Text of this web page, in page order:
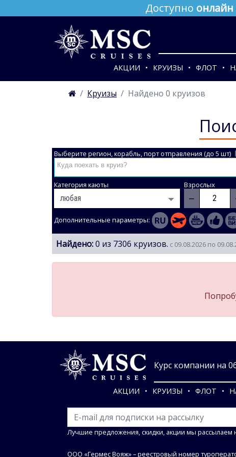
Доступно
АКЦИИ КРУИЗЫ ФЛОТ
Круизы Найдено 0 круизов
Выберите регион, корабль, порт отправления (до 5 шт)
Категория каюты Взрослых
−
Дополнительные параметры:
Найдено:0 из 7306 круизов. с 09.08.2026 по
Курс компании на
АКЦИИ КРУИЗЫ ФЛОТ
Лучшие предложения, скидки, акции мы
ООО «Гермес Вояж» –реестровый номер